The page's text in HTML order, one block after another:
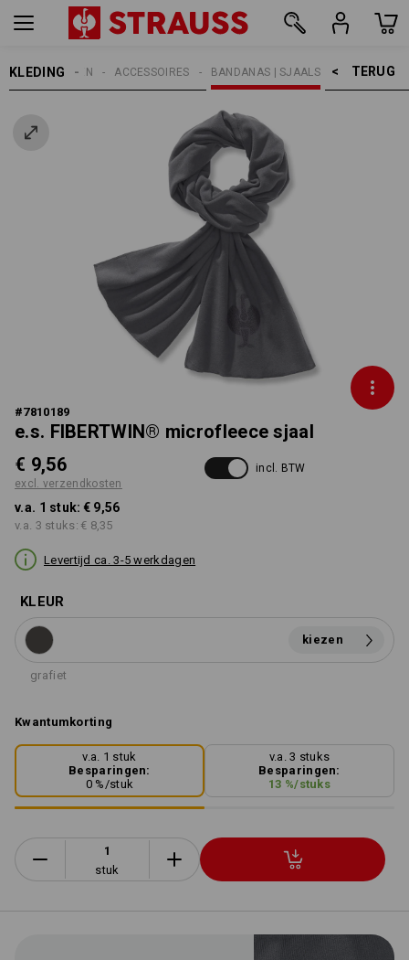
KLEDING TERUG    >
BANDANAS | SJAALS
ACCESSOIRES
HEREN
#7810189
e.s. FIBERTWIN® microfleece sjaal
€ 9,56
excl. verzendkosten
incl. BTW
v.a. 1 stuk: € 9,56
v.a. 3 stuks: € 8,35
Levertijd ca. 3-5 werkdagen
KLEUR
kiezen
grafiet
Kwantumkorting
v.a. 1 stuk
Besparingen:
0 %/stuk
v.a. 3 stuks
Besparingen:
13 %/stuks
stuk